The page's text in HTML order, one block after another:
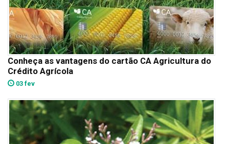
Conheça as vantagens do cartão CA Agricultura do
Crédito Agrícola
03 fev